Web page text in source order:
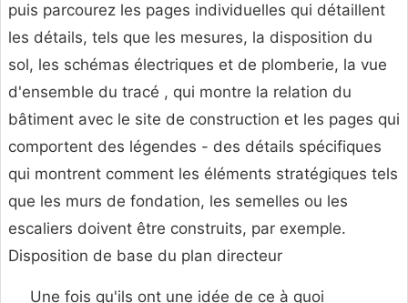
puis parcourez les pages individuelles qui détaillent
les détails, tels que les mesures, la disposition du
sol, les schémas électriques et de plomberie, la vue
d'ensemble du tracé , qui montre la relation du
bâtiment avec le site de construction et les pages qui
comportent des légendes - des détails spécifiques
qui montrent comment les éléments stratégiques tels
que les murs de fondation, les semelles ou les
escaliers doivent être construits, par exemple.
Disposition de base du plan directeur
Une fois qu'ils ont une idée de ce à quoi